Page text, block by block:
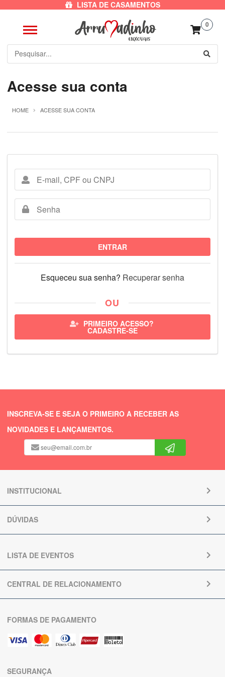
LISTA DE CASAMENTOS
0
Acesse sua conta
HOME ACESSE SUA CONTA
ENTRAR
Esqueceu sua senha? Recuperar senha
OU
PRIMEIRO ACESSO?
CADASTRE-SE
INSCREVA-SE E SEJA O PRIMEIRO A RECEBER AS
NOVIDADES E LANÇAMENTOS.
INSTITUCIONAL
DÚVIDAS
LISTA DE EVENTOS
CENTRAL DE RELACIONAMENTO
FORMAS DE PAGAMENTO
SEGURANÇA